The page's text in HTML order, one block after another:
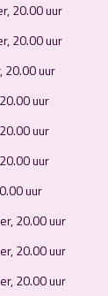
20.00 uur
20.00 uur
20.00 uur
uur
uur
uur
uur
20.00 uur
20.00 uur
20.00 uur